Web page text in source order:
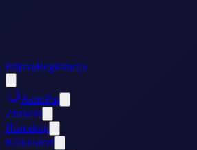
PrijavaRegistracija
AstroPut
Znakovi
Horoskop
Kalkulatori